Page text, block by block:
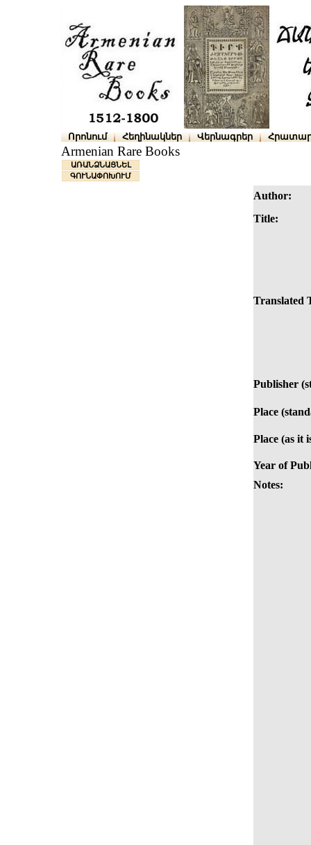
Որոնում Հեղինակներ Վերնագրեր
Armenian Rare Books
ԱՌԱՆՁՆԱՑՆԵԼ
ԳՈՒՆԱՓՈԽՈՒՄ
Author:
Title:
Translated
Publisher
Place
Place (as it
Year of
Notes: